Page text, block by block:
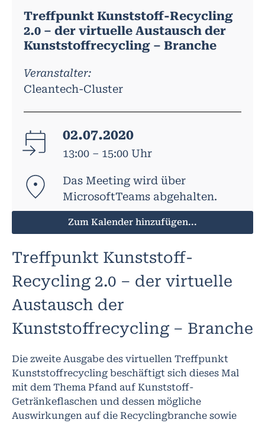
Treffpunkt Kunststoff-Recycling
2.0 – der virtuelle Austausch der
Kunststoffrecycling – Branche
Veranstalter:
Cleantech-Cluster
02.07.2020
13:00 – 15:00 Uhr
Das Meeting wird über
MicrosoftTeams abgehalten.
Zum Kalender hinzufügen...
Treffpunkt Kunststoff-
Recycling 2.0 – der virtuelle
Austausch der
Kunststoffrecycling – Branche
Die zweite Ausgabe des virtuellen Treffpunkt
Kunststoffrecycling beschäftigt sich dieses Mal
mit dem Thema Pfand auf Kunststoff-
Getränkeflaschen und dessen mögliche
Auswirkungen auf die Recyclingbranche sowie